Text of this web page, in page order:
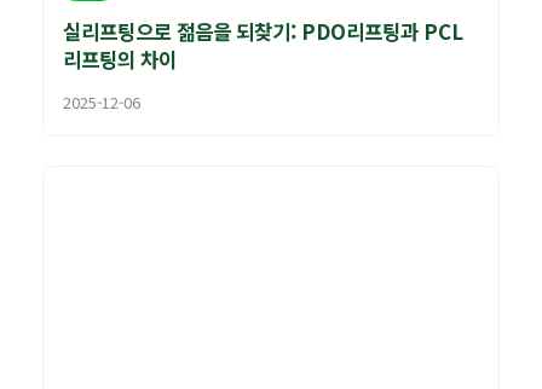
실리프팅으로 젊음을 되찾기: PDO리프팅과 PCL
리프팅의 차이
2025-12-06